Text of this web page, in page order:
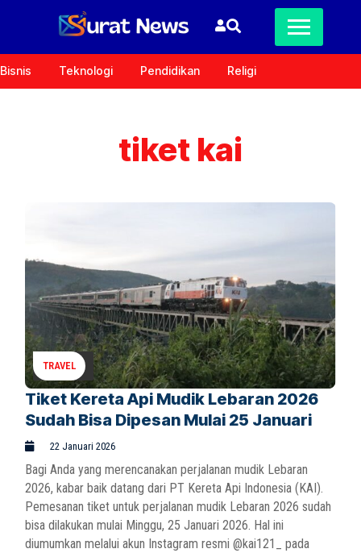
Bisnis Teknologi Pendidikan Religi
tiket kai
TRAVEL
Tiket Kereta Api Mudik Lebaran 2026
Sudah Bisa Dipesan Mulai 25 Januari
22 Januari 2026
Bagi Anda yang merencanakan perjalanan mudik Lebaran
2026, kabar baik datang dari PT Kereta Api Indonesia (KAI).
Pemesanan tiket untuk perjalanan mudik Lebaran 2026 sudah
bisa dilakukan mulai Minggu, 25 Januari 2026. Hal ini
diumumkan melalui akun Instagram resmi @kai121_ pada